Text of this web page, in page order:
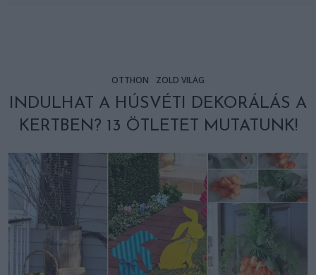
OTTHON ZÖLD VILÁG
INDULHAT A HÚSVÉTI DEKORÁLÁS A
KERTBEN? 13 ÖTLETET MUTATUNK!